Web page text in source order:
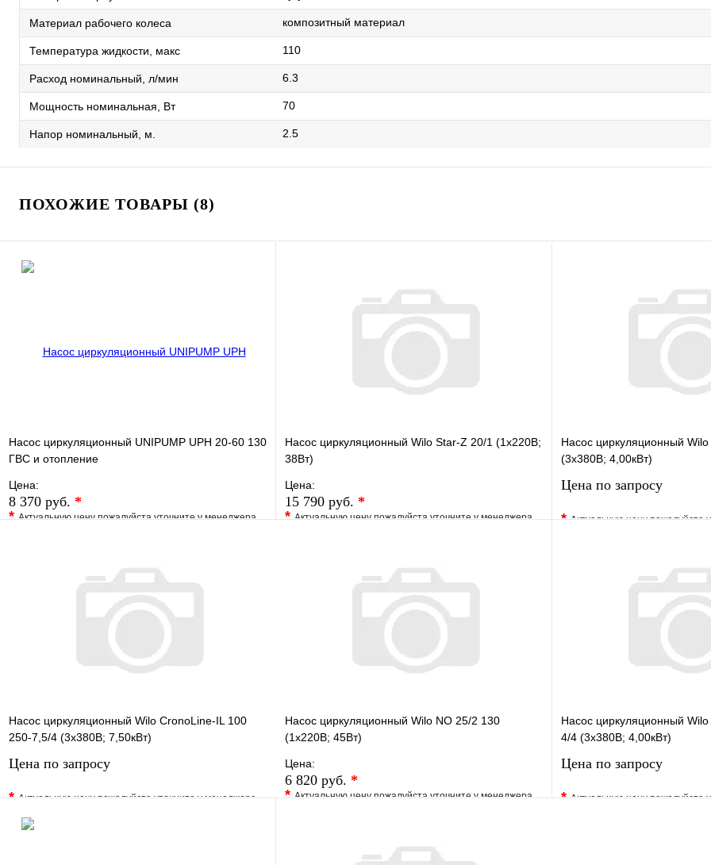
Материал рабочего колеса композитный материал
Температура жидкости, макс 110
Расход номинальный, л/мин 6.3
Мощность номинальная, Вт 70
Напор номинальный, м. 2.5
ПОХОЖИЕ ТОВАРЫ (8)
Насос циркуляционный UNIPUMP UPH 20-60 130
ГВС и отопление
Цена:
8 370 руб. *
*Актуальную цену пожалуйста уточните у менеджера
В корзину
Насос циркуляционный Wilo Star-Z 20/1 (1х220В;
38Вт)
Цена:
15 790 руб. *
*Актуальную цену пожалуйста уточните у менеджера
В корзину
Насос циркуляционный
(3х380В; 4,00кВт)
Цена по запросу
*Актуальную цену пожалуйста
Насос циркуляционный Wilo CronoLine-IL 100
250-7,5/4 (3х380В; 7,50кВт)
Цена по запросу
*Актуальную цену пожалуйста уточните у менеджера
В избранное
Насос циркуляционный Wilo NO 25/2 130
(1х220В; 45Вт)
Цена:
6 820 руб. *
*Актуальную цену пожалуйста уточните у менеджера
Насос циркуляционный
4/4 (3х380В; 4,00кВт)
Цена по запросу
*Актуальную цену пожалуйста